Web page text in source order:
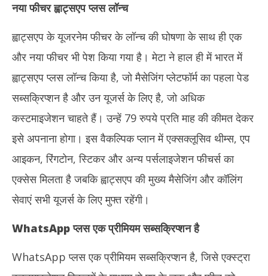
नया फीचर ह्वाट्सएप प्लस लॉन्च
ह्वाट्सएप के यूजरनेम फीचर के लॉन्च की घोषणा के साथ ही एक
और नया फीचर भी पेश किया गया है। मेटा ने हाल ही में भारत में
ह्वाट्सएप प्लस लॉन्च किया है, जो मैसेजिंग प्लेटफॉर्म का पहला पेड
सब्सक्रिप्शन है और उन यूजर्स के लिए है, जो अधिक
कस्टमाइजेशन चाहते हैं। उन्हें 79 रुपये प्रति माह की कीमत देकर
इसे अपनाना होगा। इस वैकल्पिक प्लान में एक्सक्लूसिव थीम्स, एप
आइकन, रिंगटोन, स्टिकर और अन्य पर्सलाइजेशन फीचर्स का
एक्सेस मिलता है जबकि ह्वाट्सएप की मुख्य मैसेजिंग और कॉलिंग
सेवाएं सभी यूजर्स के लिए मुफ्त रहेंगी।
WhatsApp प्लस एक प्रीमियम सब्सक्रिप्शन है
WhatsApp प्लस एक प्रीमियम सब्सक्रिप्शन है, जिसे एक्स्ट्रा